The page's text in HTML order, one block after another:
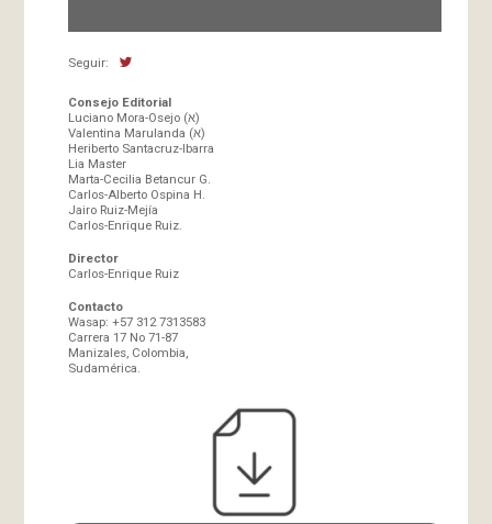
Seguir:
Consejo Editorial
Luciano Mora-Osejo (א)
Valentina Marulanda (א)
Heriberto Santacruz-Ibarra
Lia Master
Marta-Cecilia Betancur G.
Carlos-Alberto Ospina H.
Jairo Ruiz-Mejía
Carlos-Enrique Ruiz.
Director
Carlos-Enrique Ruiz
Contacto
Wasap: +57 312 7313583
Carrera 17 No 71-87
Manizales, Colombia,
Sudamérica.